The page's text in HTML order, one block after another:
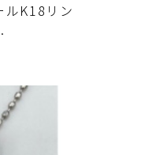
ルK18リン